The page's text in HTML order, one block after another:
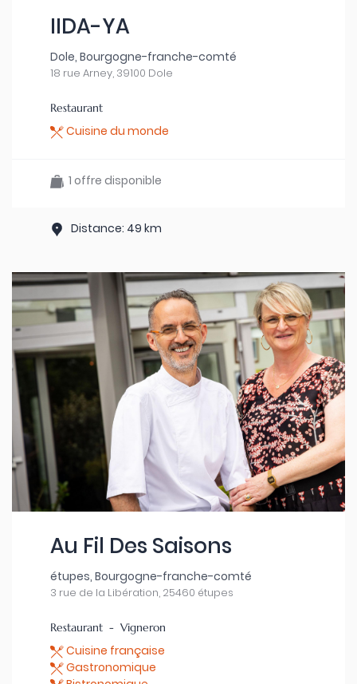
IIDA-YA
Dole, Bourgogne-franche-comté
18 rue Arney, 39100 Dole
Restaurant
Cuisine du monde
1 offre disponible
Distance: 49 km
Au Fil Des Saisons
étupes, Bourgogne-franche-comté
3 rue de la Libération, 25460 étupes
Restaurant - Vigneron
Cuisine française
Gastronomique